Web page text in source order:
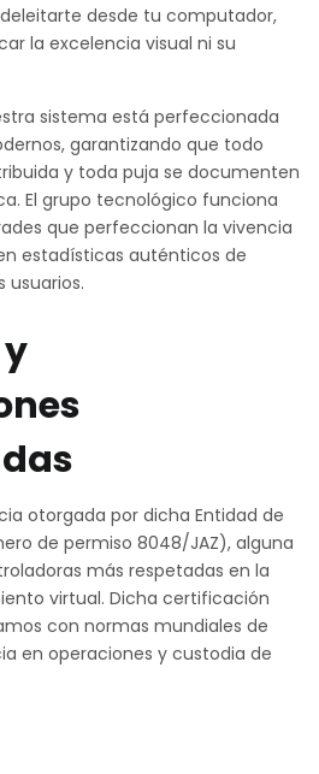
desde tu computador,
la excelencia visual ni su
sistema está perfeccionada
garantizando que todo
y toda puja se documenten
El grupo tecnológico funciona
que perfeccionan la vivencia
estadísticas auténticos de
usuarios.
otorgada por dicha Entidad de
de permiso 8048/JAZ), alguna
más respetadas en la
virtual. Dicha certificación
con normas mundiales de
en operaciones y custodia de